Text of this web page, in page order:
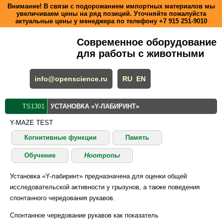
Внимание! В связи с подорожанием импортных материалов мы
увеличиваем цены на ряд позиций. Уточняйте пожалуйста
актуальные цены у менеджера по телефону +7 915 251-9010
Современное оборудование
для работы с животными
info@openscience.ru RU EN
TS1301 УСТАНОВКА «Y-ЛАБИРИНТ»
Y-MAZE TEST
Когнитивные функции
Память
Обучение Ноотропы
Установка «Y-лабиринт» предназначена для оценки общей
исследовательской активности у грызунов, а также поведения
спонтанного чередования рукавов.
Спонтанное чередование рукавов как показатель